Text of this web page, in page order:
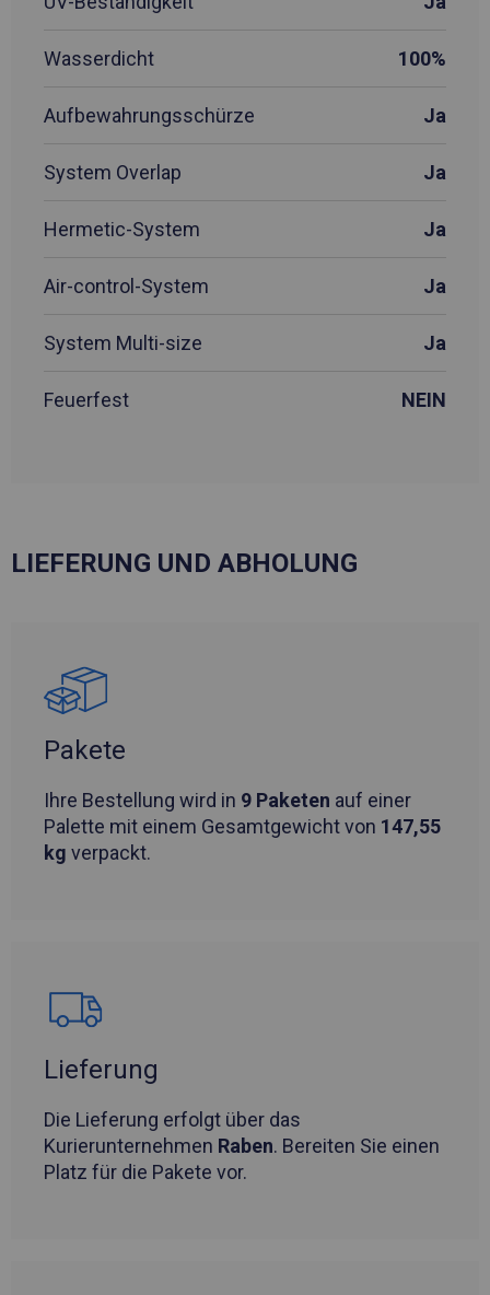
Wasserdicht 100%
Aufbewahrungsschürze Ja
System Overlap Ja
Hermetic-System Ja
Air-control-System Ja
System Multi-size Ja
Feuerfest NEIN
LIEFERUNG UND ABHOLUNG
Pakete
Ihre Bestellung wird in 9 Paketen auf einer
Palette mit einem Gesamtgewicht von 147,55
kg verpackt.
Lieferung
Die Lieferung erfolgt über das
Kurierunternehmen Raben. Bereiten Sie einen
Platz für die Pakete vor.